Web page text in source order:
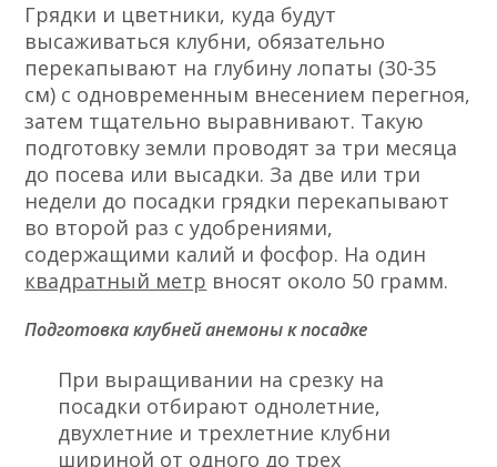
Грядки и цветники, куда будут
высаживаться клубни, обязательно
перекапывают на глубину лопаты (30-35
см) с одновременным внесением перегноя,
затем тщательно выравнивают. Такую
подготовку земли проводят за три месяца
до посева или высадки. За две или три
недели до посадки грядки перекапывают
во второй раз с удобрениями,
содержащими калий и фосфор. На один
квадратный метр вносят около 50 грамм.
Подготовка клубней анемоны к посадке
При выращивании на срезку на
посадки отбирают однолетние,
двухлетние и трехлетние клубни
шириной от одного до трех